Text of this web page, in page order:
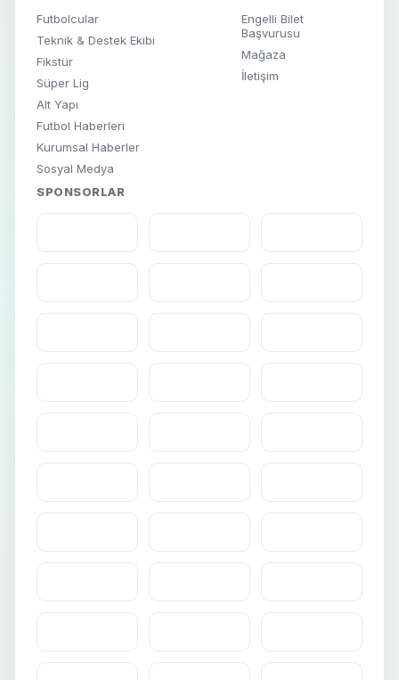
Futbolcular
Teknik & Destek Ekibi
Fikstür
Süper Lig
Alt Yapı
Futbol Haberleri
Kurumsal Haberler
Sosyal Medya
Engelli Bilet
Başvurusu
Mağaza
İletişim
SPONSORLAR